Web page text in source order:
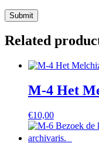
Related
M-4 Het
€10,00